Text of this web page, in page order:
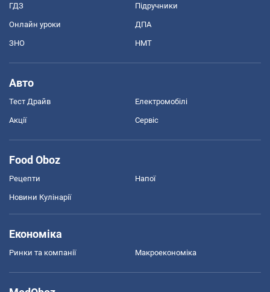
ГДЗ Підручники
Онлайн уроки ДПА
ЗНО НМТ
Авто
Тест Драйв Електромобілі
Акції Сервіс
Food Oboz
Рецепти Напої
Новини Кулінарії
Економіка
Ринки та компанії Макроекономіка